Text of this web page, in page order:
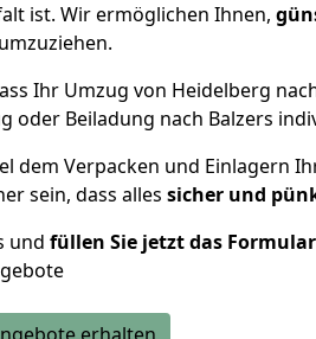
ist. Wir ermöglichen Ihnen,
Ihr Umzug von Heidelberg
oder Beiladung nach Balzers
dem Verpacken und Einlagern
sein, dass alles sicher und
und füllen Sie jetzt das